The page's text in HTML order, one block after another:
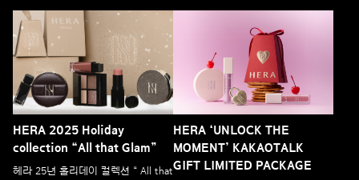
HERA 2025 Holiday
collection “All that Glam”
헤라 25년 홀리데이 컬렉션 “ All that
HERA ‘UNLOCK THE
MOMENT’ KAKAOTALK
GIFT LIMITED PACKAGE